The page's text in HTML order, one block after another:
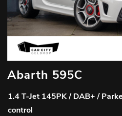
Abarth 595C
1.4 T-Jet 145PK / DAB+ /
control